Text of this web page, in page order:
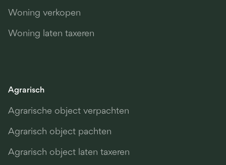
Woning verkopen
Woning laten taxeren
Agrarisch
Agrarische object verpachten
Agrarisch object pachten
Agrarisch object laten taxeren